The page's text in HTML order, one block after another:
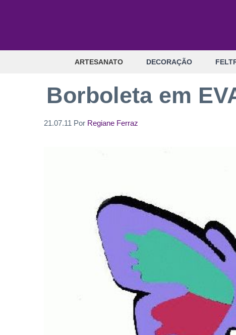
ARTESANATO DECORAÇÃO
Borboleta em
21.07.11 Por Regiane Ferraz